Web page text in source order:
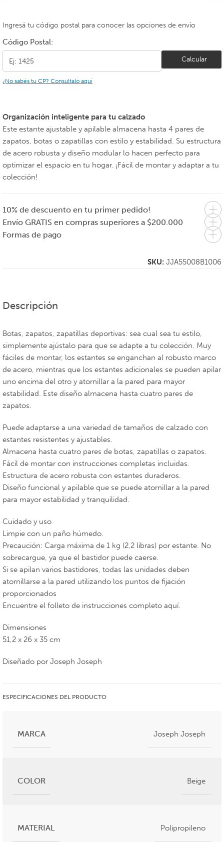
Ingresá tu código postal para conocer las opciones de envío
Código Postal:
Calcular
¿No sabés tu CP? Consultalo aquí
Organización inteligente para tu calzado
Este estante ajustable y apilable almacena hasta 4 pares de
zapatos, botas o zapatillas con estilo y estabilidad. Su estructura
de acero robusta y diseño modular lo hacen perfecto para
optimizar el espacio en tu hogar. ¡Fácil de montar y adaptar a tu
colección!
10% de descuento en tu primer pedido!
Envío GRATIS en compras superiores a $200.000
Formas de pago
SKU: JJA55008B1006
Descripción
Botas, zapatos, zapatillas deportivas: sea cual sea tu estilo,
simplemente ajústalo para que se adapte a tu colección. Muy
fáciles de montar, los estantes se enganchan al robusto marco
de acero, mientras que los estantes adicionales se pueden apilar
uno encima del otro y atornillar a la pared para mayor
estabilidad. Este diseño almacena hasta cuatro pares de
zapatos.
Puede adaptarse a una variedad de tamaños de calzado con
estantes resistentes y ajustables.
Almacena hasta cuatro pares de botas, zapatillas o zapatos.
Fácil de montar con instrucciones completas incluidas.
Estructura de acero robusta con estantes duraderos.
Diseño funcional y apilable que se puede atornillar a la pared
para mayor estabilidad y tranquilidad.
Cuidado y uso
Limpie con un paño húmedo.
Precaución: Carga máxima de 1 kg (2,2 libras) por estante. No
sobrecargue, ya que el bastidor puede caerse.
Si se apilan varios bastidores, todas las unidades deben
atornillarse a la pared utilizando los puntos de fijación
proporcionados
Encuentre el folleto de instrucciones completo aquí.
Dimensiones
51,2 x 26 x 35 cm
Diseñado por Joseph Joseph
ESPECIFICACIONES DEL PRODUCTO
MARCA Joseph Joseph
COLOR Beige
MATERIAL Polipropileno